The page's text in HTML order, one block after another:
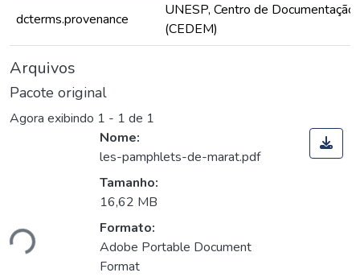
dcterms.provenance
UNESP, Centro de
(CEDEM)
Arquivos
Pacote original
Agora exibindo 1 - 1 de 1
Nome:
les-pamphlets-de-marat.pdf
Tamanho:
16,62 MB
Formato:
Adobe Portable Document
Format